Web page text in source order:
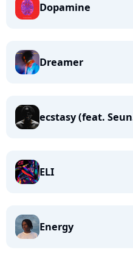
Dopamine
Dreamer
ecstasy (feat.
ELI
Energy